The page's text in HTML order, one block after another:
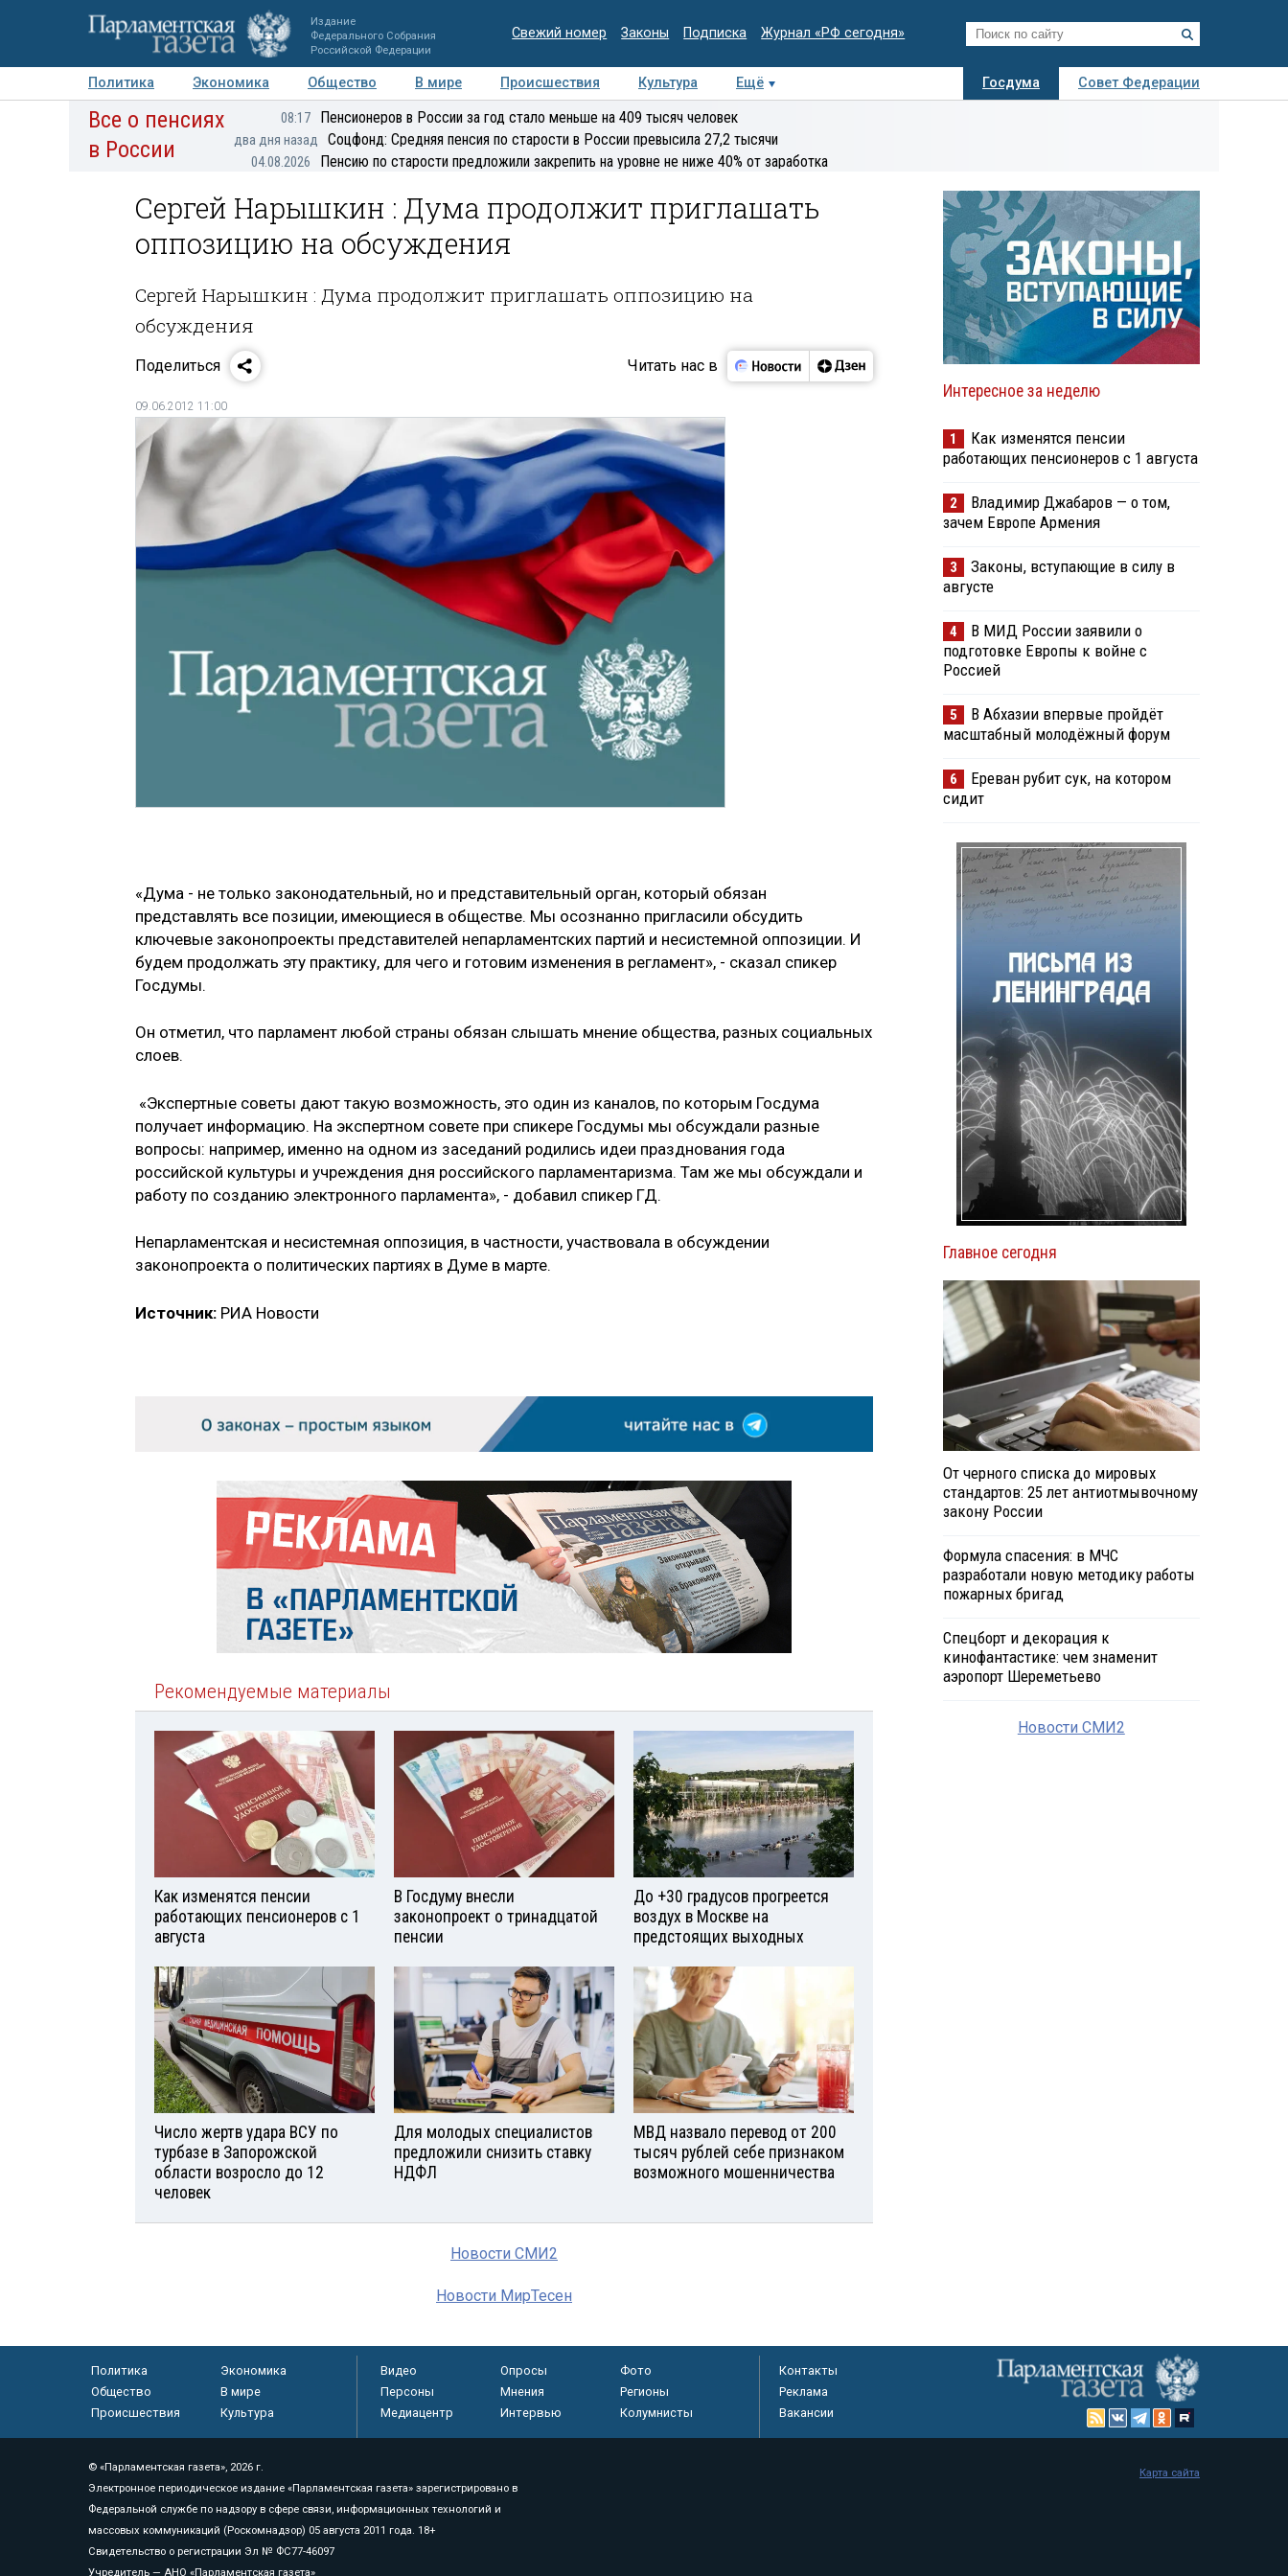
Издание
Федерального Собрания
Российской Федерации
Свежий номер Законы Подписка Журнал «РФ сегодня»
Политика Экономика Общество В мире Происшествия Культура Ещё Госдума
Совет Федерации
Авторы Персоны Мнения Регионы Медиацентр Интервью Колумнисты
Все о пенсиях
в России
08:17 Пенсионеров в России за год стало меньше на 409 тысяч человек
два дня назад Соцфонд: Средняя пенсия по старости в России превысила 27,2 тысячи
04.08.2026 Пенсию по старости предложили закрепить на уровне не ниже 40% от заработка
Сергей Нарышкин : Дума продолжит приглашать
оппозицию на обсуждения
Сергей Нарышкин : Дума продолжит приглашать оппозицию на
обсуждения
Поделиться Читать нас в
09.06.2012 11:00
«Дума - не только законодательный, но и представительный орган, который обязан
представлять все позиции, имеющиеся в обществе. Мы осознанно пригласили обсудить
ключевые законопроекты представителей непарламентских партий и несистемной оппозиции. И
будем продолжать эту практику, для чего и готовим изменения в регламент», - сказал спикер
Госдумы.
Он отметил, что парламент любой страны обязан слышать мнение общества, разных социальных
слоев.
«Экспертные советы дают такую возможность, это один из каналов, по которым Госдума
получает информацию. На экспертном совете при спикере Госдумы мы обсуждали разные
вопросы: например, именно на одном из заседаний родились идеи празднования года
российской культуры и учреждения дня российского парламентаризма. Там же мы обсуждали и
работу по созданию электронного парламента», - добавил спикер ГД.
Непарламентская и несистемная оппозиция, в частности, участвовала в обсуждении
законопроекта о политических партиях в Думе в марте.
Источник: РИА Новости
Рекомендуемые материалы
Как изменятся пенсии
работающих пенсионеров с 1
августа
В Госдуму внесли
законопроект о тринадцатой
пенсии
До +30 градусов прогреется
воздух в Москве на
предстоящих выходных
Число жертв удара ВСУ по
турбазе в Запорожской
области возросло до 12
человек
Для молодых специалистов
предложили снизить ставку
НДФЛ
МВД назвало перевод от 200
тысяч рублей себе признаком
возможного мошенничества
Новости СМИ2
Новости МирТесен
Интересное за неделю
1
Как изменятся пенсии
работающих пенсионеров с 1 августа
2
Владимир Джабаров — о том,
зачем Европе Армения
3
Законы, вступающие в силу в
августе
4
В МИД России заявили о
подготовке Европы к войне с
Россией
5
В Абхазии впервые пройдёт
масштабный молодёжный форум
6
Ереван рубит сук, на котором
сидит
Главное сегодня
От черного списка до мировых
стандартов: 25 лет антиотмывочному
закону России
Формула спасения: в МЧС
разработали новую методику работы
пожарных бригад
Спецборт и декорация к
кинофантастике: чем знаменит
аэропорт Шереметьево
Новости СМИ2
Политика
Экономика
Общество
В мире
Происшествия
Культура
Видео Опросы
Фото
Персоны
Мнения
Регионы
Медиацентр
Интервью Колумнисты
Контакты
Реклама
Вакансии
© «Парламентская газета», 2026 г.
Электронное периодическое издание «Парламентская газета» зарегистрировано в
Федеральной службе по надзору в сфере связи, информационных технологий и
массовых коммуникаций (Роскомнадзор) 05 августа 2011 года. 18+
Свидетельство о регистрации Эл № ФС77-46097
Учредитель — АНО «Парламентская газета»
Карта сайта